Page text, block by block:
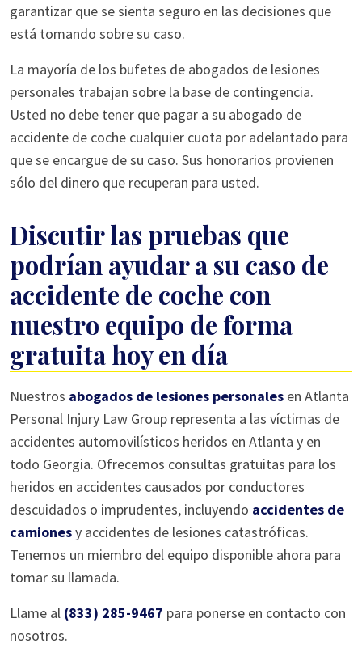
garantizar que se sienta seguro en las decisiones que
está tomando sobre su caso.
La mayoría de los bufetes de abogados de lesiones
personales trabajan sobre la base de contingencia.
Usted no debe tener que pagar a su abogado de
accidente de coche cualquier cuota por adelantado para
que se encargue de su caso. Sus honorarios provienen
sólo del dinero que recuperan para usted.
Discutir las pruebas que
podrían ayudar a su caso de
accidente de coche con
nuestro equipo de forma
gratuita hoy en día
Nuestros abogados de lesiones personales en Atlanta
Personal Injury Law Group representa a las víctimas de
accidentes automovilísticos heridos en Atlanta y en
todo Georgia. Ofrecemos consultas gratuitas para los
heridos en accidentes causados por conductores
descuidados o imprudentes, incluyendo accidentes de
camionesy accidentes de lesiones catastróficas.
Tenemos un miembro del equipo disponible ahora para
tomar su llamada.
Llame al (833) 285-9467 para ponerse en contacto con
nosotros.